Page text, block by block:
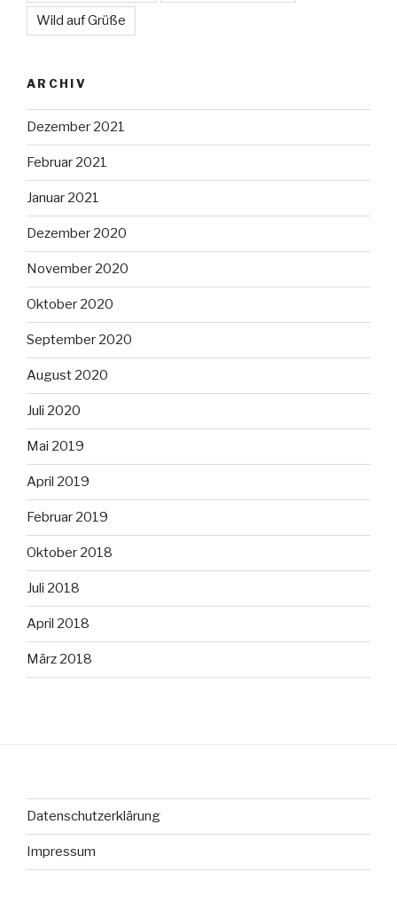
Wild auf Grüße
ARCHIV
Dezember 2021
Februar 2021
Januar 2021
Dezember 2020
November 2020
Oktober 2020
September 2020
August 2020
Juli 2020
Mai 2019
April 2019
Februar 2019
Oktober 2018
Juli 2018
April 2018
März 2018
Datenschutzerklärung
Impressum